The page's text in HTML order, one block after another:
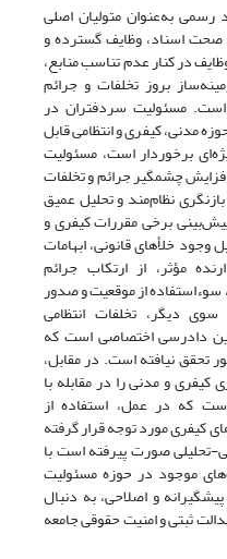
رسمی به‌عنوان متولیان اصلی
اسناد، وظایف گسترده و
در کنار عدم تناسب منابع،
بروز تخلفات و جرائم
مسئولیت سردفتران در
مدنی، کیفری و انتظامی قابل
برخوردار است، مسئولیت
چشمگیر جرائم و تخلفات
نظام‌مند و تحلیل عمیق
برخی مقررات کیفری و
وجود خلأهای قانونی، ابهامات
مؤثر، از ارتکاب جرائم
سوءاستفاده از موقعیت و صدور
دیگر، تخلفات انتظامی
دادرسی اختصاصی است که
تحقق نیافته است. در مقابل،
و مدنی را در مقابله با
که در عمل، استفاده از
کیفری مورد توجه قرار گرفته
صورت پیرفته است با
موجود در حوزه مسئولیت
و اصلاحی، به دنبال
ثبتی و امنیت حقوقی جامعه